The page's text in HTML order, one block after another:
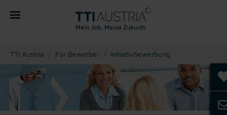
You are here:
TTI Austria Für Bewerber Initiativbewerbung